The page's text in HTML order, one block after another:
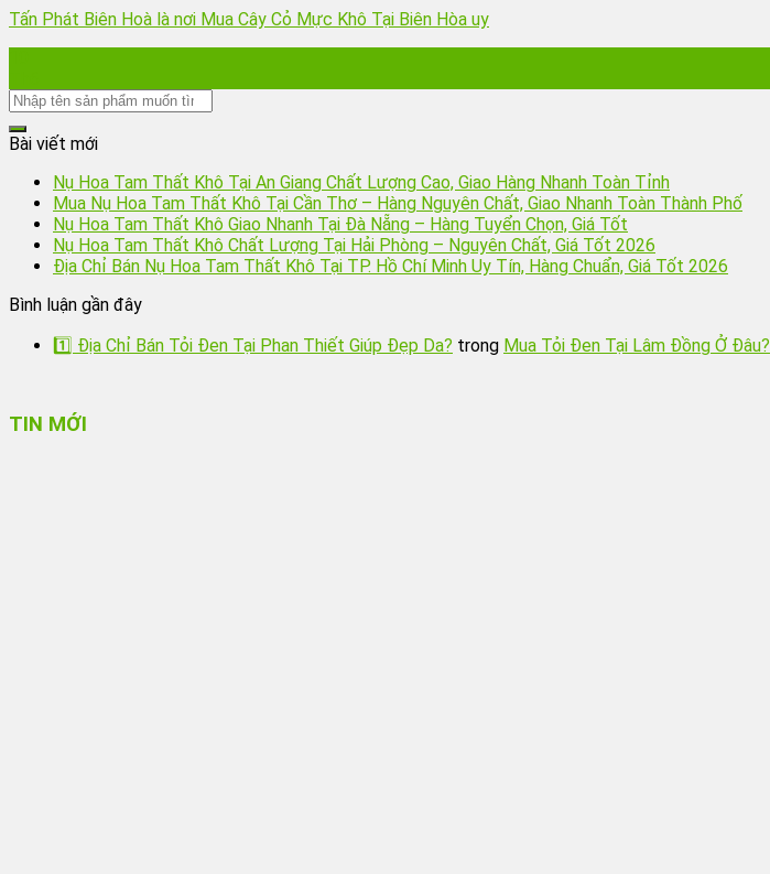
Tấn Phát Biên Hoà là nơi Mua Cây Cỏ Mực Khô Tại Biên Hòa uy
Bài viết mới
Nụ Hoa Tam Thất Khô Tại An Giang Chất Lượng Cao, Giao Hàng Nhanh Toàn Tỉnh
Mua Nụ Hoa Tam Thất Khô Tại Cần Thơ – Hàng Nguyên Chất, Giao Nhanh Toàn Thành Phố
Nụ Hoa Tam Thất Khô Giao Nhanh Tại Đà Nẵng – Hàng Tuyển Chọn, Giá Tốt
Nụ Hoa Tam Thất Khô Chất Lượng Tại Hải Phòng – Nguyên Chất, Giá Tốt 2026
Địa Chỉ Bán Nụ Hoa Tam Thất Khô Tại TP. Hồ Chí Minh Uy Tín, Hàng Chuẩn, Giá Tốt 2026
Bình luận gần đây
1️⃣ Địa Chỉ Bán Tỏi Đen Tại Phan Thiết Giúp Đẹp Da? trong Mua Tỏi Đen Tại Lâm Đồng Ở Đâu?
TIN MỚI